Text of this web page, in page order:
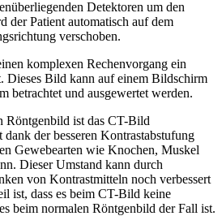
Detektoren um den
der Patient automatisch auf dem
verschoben.
komplexen Rechenvorgang ein
Dieses Bild kann auf einem Bildschirm
betrachtet und ausgewertet werden.
Röntgenbild ist das CT-Bild
der besseren Kontrastabstufung
Gewebearten wie Knochen, Muskel
Dieser Umstand kann durch
von Kontrastmitteln noch verbessert
ist, dass es beim CT-Bild keine
beim normalen Röntgenbild der Fall ist.